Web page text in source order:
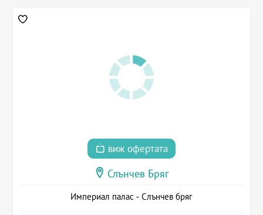
виж офертата
Слънчев Бряг
Империал палас - Слънчев бряг